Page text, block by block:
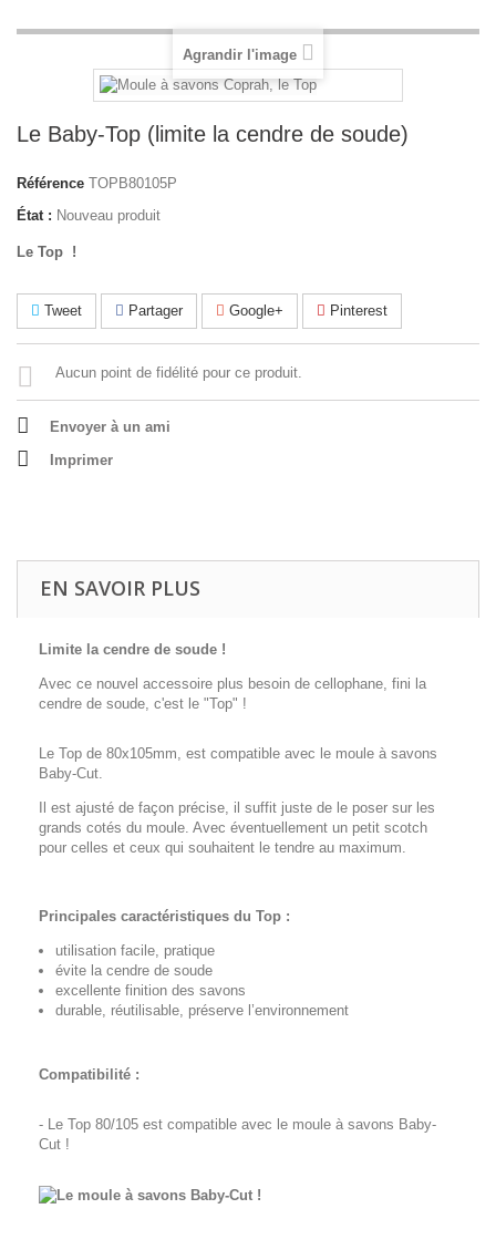
Agrandir l'image
Le Baby-Top (limite la cendre de soude)
Référence TOPB80105P
État : Nouveau produit
Le Top !
Tweet Partager Google+ Pinterest
Aucun point de fidélité pour ce produit.
Envoyer à un ami
Imprimer
EN SAVOIR PLUS
Limite la cendre de soude !
Avec ce nouvel accessoire plus besoin de cellophane, fini la
cendre de soude, c'est le "Top" !
Le Top de 80x105mm, est compatible avec le moule à savons
Baby-Cut.
Il est ajusté de façon précise, il suffit juste de le poser sur les
grands cotés du moule. Avec éventuellement un petit scotch
pour celles et ceux qui souhaitent le tendre au maximum.
Principales caractéristiques du Top :
utilisation facile, pratique
évite la cendre de soude
excellente finition des savons
durable, réutilisable, préserve l’environnement
Compatibilité :
- Le Top 80/105 est compatible avec le moule à savons Baby-
Cut !